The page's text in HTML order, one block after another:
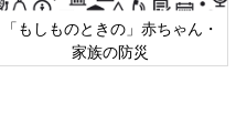
六星占術 細木かおりさんの人生
相談